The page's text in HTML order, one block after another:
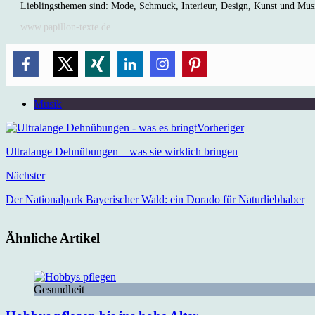
Lieblingsthemen sind: Mode, Schmuck, Interieur, Design, Kunst und
www.papillon-texte.de
Musik
Vorheriger
Ultralange Dehnübungen – was sie wirklich bringen
Nächster
Der Nationalpark Bayerischer Wald: ein Dorado für Naturliebhaber
Ähnliche Artikel
Gesundheit